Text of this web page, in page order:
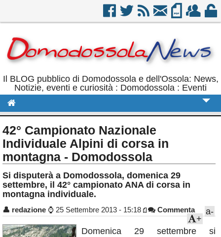
Il BLOG pubblico di Domodossola e dell'Ossola: News,
Notizie, eventi e curiosità : Domodossola : Eventi
Politica
Sport
Eventi
Rubriche
Calendario
Annunci
42° Campionato Nazionale
Individuale Alpini di corsa in
montagna - Domodossola
Si disputerà a Domodossola, domenica 29
settembre, il 42° campionato ANA di corsa in
montagna individuale.
👤 redazione ⌚ 25 Settembre 2013 - 15:18 Commenta a-
+
Domenica 29 settembre si